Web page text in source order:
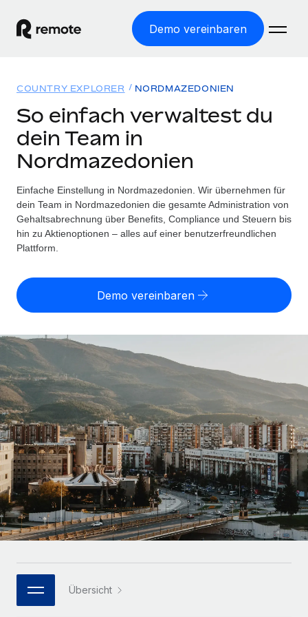
Demo vereinbaren
WELTWEITE BESCHÄFTIGUNG
Globale Payroll
Employer of Record
Weltweites Wachstum ohne Kosten für Niederlassungen
Contractor of Record
Contractor Management
Globales Onboarding und Verwalten von
Auslagern von komplexen HR-Aufgaben
INFRASTRUKTUR
Remote Embedded
Nahtlose Integration der HR in bestehende Abläufe
Plattform
Integrierte HR-Kernfunktionen für dein Team
Verknüpfen Neu
MCP
Integrationen
Lösungen
Country Explorer
Länderspezifische Unterstützung bei der Einstellung
Explorer für US-Bundesstaaten
Vergleiche mit unseren Mitbewerbern
WACHSTUMSPHASE
Agile HR- und Payroll-Lösungen für wachsende
Unternehmen
Mittelstand
Maßgeschneiderte HR-Lösungen, um Teams zu
vergrößern
Enterprise
Globale HR für Konzerne und Großunternehmen
Strategische Technologiepartner
Flexible Einbettung von Global-HR-Funktionen in deine
Plattform
Ressourcen
TOOLS UND RECHNER
Scheinselbstständigkeitsrisiko berechnen
Länderspezifische Einschätzung des
Personalkostenrechner
Honorarzahlungen berechnen
Informationen zu möglichen Währungen und
Abwicklungsfristen für globale Freelancer:innen
LERNEN MIT REMOTE
Forschung und Leitfäden
Fallstudien
HR-Glossar
Checklisten und Vorlagen
Bibliothek für Stellenbeschreibungen
Webinare
Preise
English
Nederlands
Français
Deutsch
Español
Italiano
Português (Portugal)
日本語
한국어
COUNTRY EXPLORER NORDMAZEDONIEN
So einfach verwaltest du
dein Team in
Nordmazedonien
Einfache Einstellung in Nordmazedonien. Wir übernehmen für
dein Team in Nordmazedonien die gesamte Administration von
Gehaltsabrechnung über Benefits, Compliance und Steuern bis
hin zu Aktienoptionen – alles auf einer benutzerfreundlichen
Plattform.
Demo vereinbaren
Übersicht